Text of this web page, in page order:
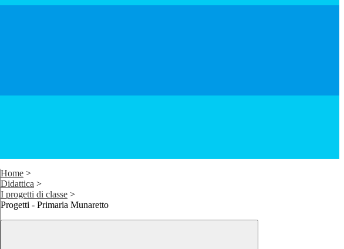
Home >
Didattica >
I progetti di classe >
Progetti - Primaria Munaretto